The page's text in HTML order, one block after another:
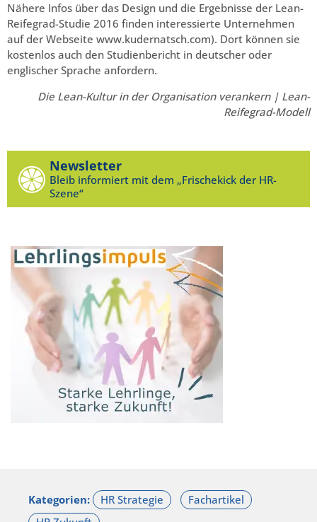
Nähere Infos über das Design und die Ergebnisse der Lean-
Reifegrad-Studie 2016 finden interessierte Unternehmen
auf der Webseite www.kudernatsch.com). Dort können sie
kostenlos auch den Studienbericht in deutscher oder
englischer Sprache anfordern.
Die Lean-Kultur in der Organisation verankern | Lean-
Reifegrad-Modell
Newsletter
Bleib informiert mit dem „Frischekick der HR-
Szene“
Kategorien: